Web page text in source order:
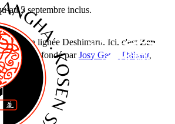
5 septembre inclus.
zen lignée Deshimaru. Ici, c'est Zen
18 — fondé parJosy Genji Thibaut,
!